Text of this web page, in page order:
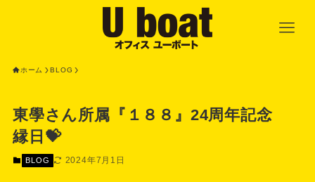
ホーム BLOG
東學さん所属『１８８』24周年記念
縁日💝
BLOG 2024年7月1日